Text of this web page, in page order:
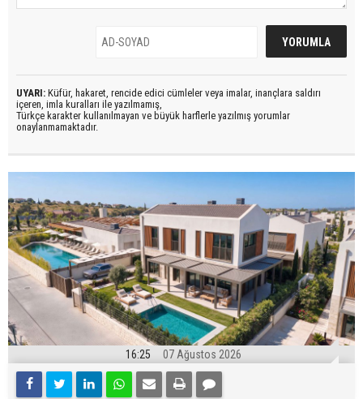
UYARI: Küfür, hakaret, rencide edici cümleler veya imalar, inançlara saldırı
içeren, imla kuralları ile yazılmamış,
Türkçe karakter kullanılmayan ve büyük harflerle yazılmış yorumlar
onaylanmamaktadır.
16:25 07 Ağustos 2026